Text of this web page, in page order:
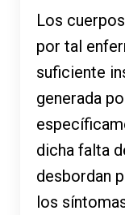
Los
por tal
suficiente
generada
dicha falta
desbordan
los